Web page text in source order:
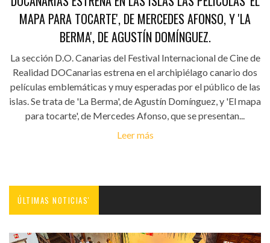
MAPA PARA TOCARTE', DE MERCEDES AFONSO, Y 'LA
BERMA', DE AGUSTÍN DOMÍNGUEZ.
La sección D.O. Canarias del Festival Internacional de Cine de
Realidad DOCanarias estrena en el archipiélago canario dos
películas emblemáticas y muy esperadas por el público de las
islas. Se trata de 'La Berma', de Agustín Domínguez, y 'El mapa
para tocarte', de Mercedes Afonso, que se presentan...
Leer más
ÚLTIMAS NOTICIAS'